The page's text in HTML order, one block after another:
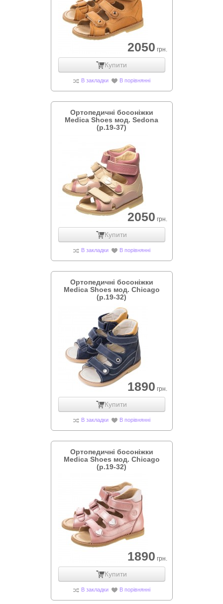
2050 грн.
Купити
В закладки В порівнянні
Ортопедичні босоніжки
Medica Shoes мод. Sedona
(р.19-37)
2050 грн.
Купити
В закладки В порівнянні
Ортопедичні босоніжки
Medica Shoes мод. Chicago
(р.19-32)
1890 грн.
Купити
В закладки В порівнянні
Ортопедичні босоніжки
Medica Shoes мод. Chicago
(р.19-32)
1890 грн.
Купити
В закладки В порівнянні